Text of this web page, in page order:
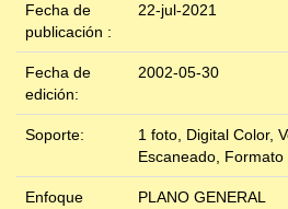
Fecha de
publicación :
22-jul-2021
Fecha de
edición:
2002-05-30
Soporte:
1 foto, Digital Color,
Escaneado, Formato
Enfoque
PLANO GENERAL